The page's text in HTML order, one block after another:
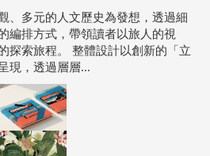
、多元的人文歷史為發想，透過細
編排方式，帶領讀者以旅人的視
探索旅程。 整體設計以創新的「立
現，透過層層...